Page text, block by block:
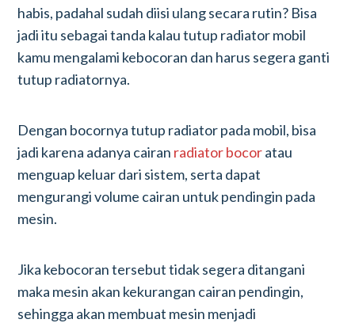
habis, padahal sudah diisi ulang secara rutin? Bisa
jadi itu sebagai tanda kalau tutup radiator mobil
kamu mengalami kebocoran dan harus segera ganti
tutup radiatornya.
Dengan bocornya tutup radiator pada mobil, bisa
jadi karena adanya cairan radiator bocoratau
menguap keluar dari sistem, serta dapat
mengurangi volume cairan untuk pendingin pada
mesin.
Jika kebocoran tersebut tidak segera ditangani
maka mesin akan kekurangan cairan pendingin,
sehingga akan membuat mesin menjadi